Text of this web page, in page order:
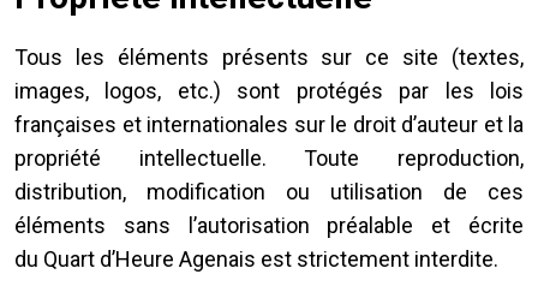
Tous les éléments présents sur ce site (textes,
images, logos, etc.) sont protégés par les lois
françaises et internationales sur le droit d’auteur et la
propriété intellectuelle. Toute reproduction,
distribution, modification ou utilisation de ces
éléments sans l’autorisation préalable et écrite
du Quart d’Heure Agenais est strictement interdite.